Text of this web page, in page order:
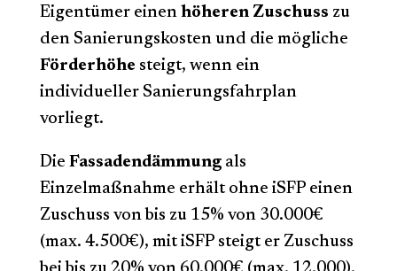
Eigentümer einen höheren Zuschuss zu
den Sanierungskosten und die mögliche
Förderhöhe steigt, wenn ein
individueller Sanierungsfahrplan
vorliegt.
Die Fassadendämmungals
Einzelmaßnahme erhält ohne iSFP einen
Zuschuss von bis zu 15% von 30.000€
(max. 4.500€), mit iSFP steigt er Zuschuss